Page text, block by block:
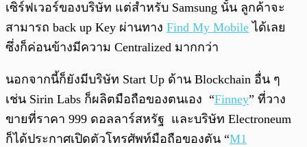
เซิร์ฟเวอร์ของบริษัท แต่สำหรับ Samsung นั้น ลูกค้าจะ
สามารถ back up Key ผ่านทาง Find My Mobile ได้เลย
ซึ่งก็ค่อนข้างมีความ Centralized มากกว่า
นอกจากนี้ก็ยังมีบริษัท Start Up ด้าน Blockchain อื่น ๆ
เช่น Sirin Labs ก็ผลิตมือถือของตนเอง “Finney” ที่วาง
ขายที่ราคา 999 ดอลลาร์สหรัฐ และบริษัท Electroneum
ก็ได้ประกาศเปิดตัวโทรศัพท์มือถือของตัน “M1